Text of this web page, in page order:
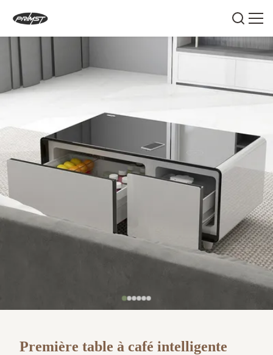
Première table à café intelligente